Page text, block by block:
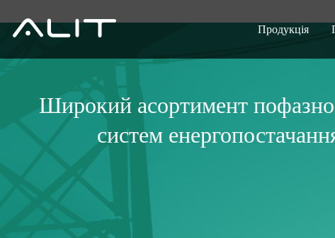
Продукція
Широкий асортимент
систем